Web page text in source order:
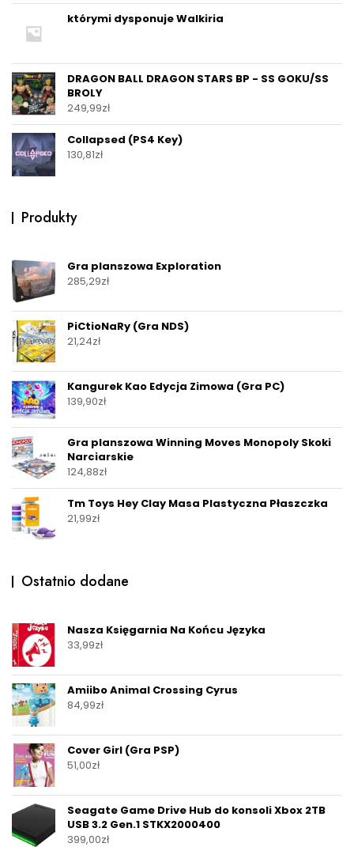
którymi dysponuje Walkiria
DRAGON BALL DRAGON STARS BP - SS GOKU/SS
BROLY
249,99zł
Collapsed (PS4 Key)
130,81zł
Produkty
Gra planszowa Exploration
285,29zł
PiCtioNaRy (Gra NDS)
21,24zł
Kangurek Kao Edycja Zimowa (Gra PC)
139,90zł
Gra planszowa Winning Moves Monopoly Skoki
Narciarskie
124,88zł
Tm Toys Hey Clay Masa Plastyczna Płaszczka
21,99zł
Ostatnio dodane
Nasza Księgarnia Na Końcu Języka
33,99zł
Amiibo Animal Crossing Cyrus
84,99zł
Cover Girl (Gra PSP)
51,00zł
Seagate Game Drive Hub do konsoli Xbox 2TB
USB 3.2 Gen.1 STKX2000400
399,00zł